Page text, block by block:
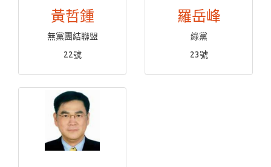
黃哲鍾
無黨團結聯盟
22號
羅岳峰
綠黨
23號